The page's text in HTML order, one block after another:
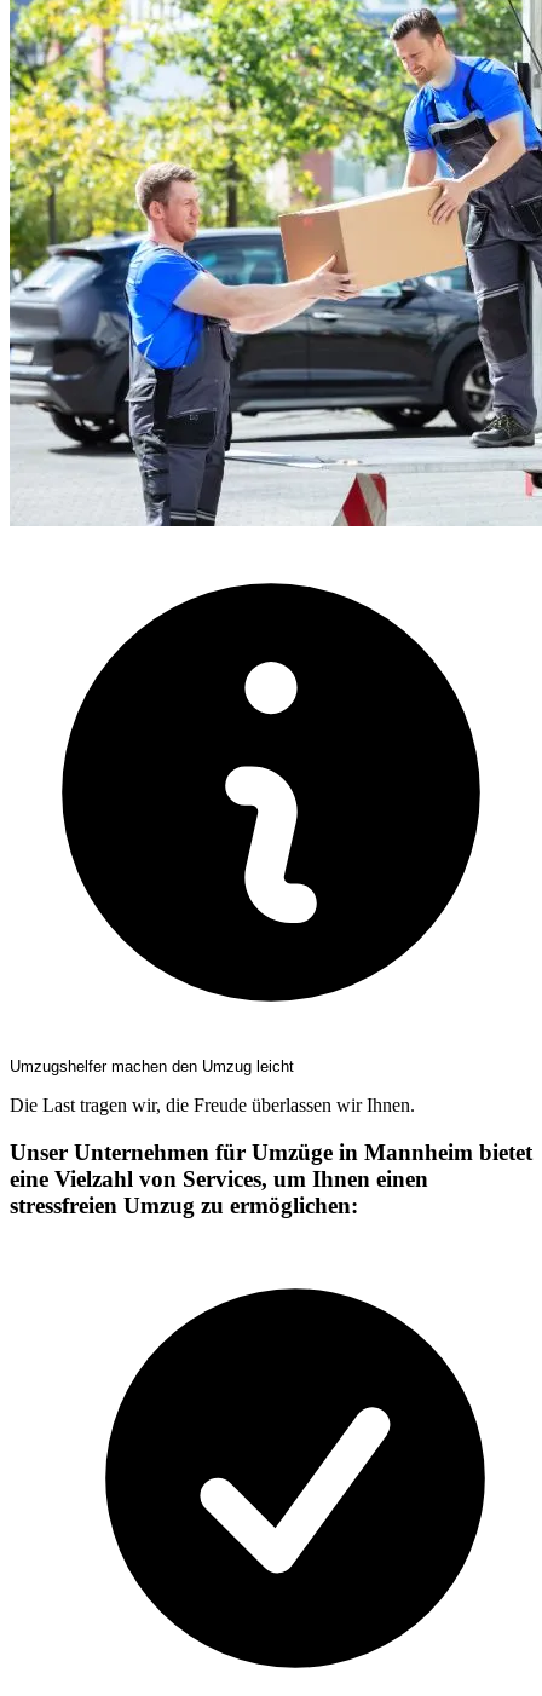
Umzugshelfer machen den Umzug leicht
Die Last tragen wir, die Freude überlassen wir Ihnen.
Unser Unternehmen für Umzüge in Mannheim bietet
eine Vielzahl von Services, um Ihnen einen
stressfreien Umzug zu ermöglichen: